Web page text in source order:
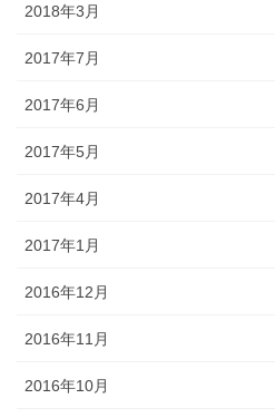
2018年3月
2017年7月
2017年6月
2017年5月
2017年4月
2017年1月
2016年12月
2016年11月
2016年10月